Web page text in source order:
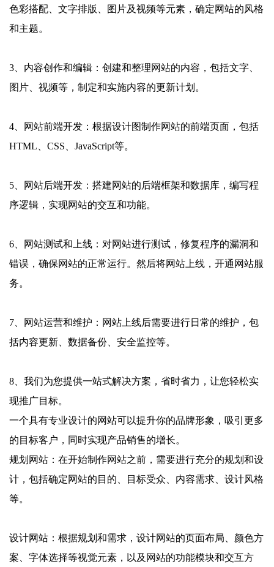
色彩搭配、文字排版、图片及视频等元素，确定网站的风格
和主题。
3、内容创作和编辑：创建和整理网站的内容，包括文字、
图片、视频等，制定和实施内容的更新计划。
4、网站前端开发：根据设计图制作网站的前端页面，包括
HTML、CSS、JavaScript等。
5、网站后端开发：搭建网站的后端框架和数据库，编写程
序逻辑，实现网站的交互和功能。
6、网站测试和上线：对网站进行测试，修复程序的漏洞和
错误，确保网站的正常运行。然后将网站上线，开通网站服
务。
7、网站运营和维护：网站上线后需要进行日常的维护，包
括内容更新、数据备份、安全监控等。
8、我们为您提供一站式解决方案，省时省力，让您轻松实
现推广目标。
一个具有专业设计的网站可以提升你的品牌形象，吸引更多
的目标客户，同时实现产品销售的增长。
规划网站：在开始制作网站之前，需要进行充分的规划和设
计，包括确定网站的目的、目标受众、内容需求、设计风格
等。
设计网站：根据规划和需求，设计网站的页面布局、颜色方
案、字体选择等视觉元素，以及网站的功能模块和交互方